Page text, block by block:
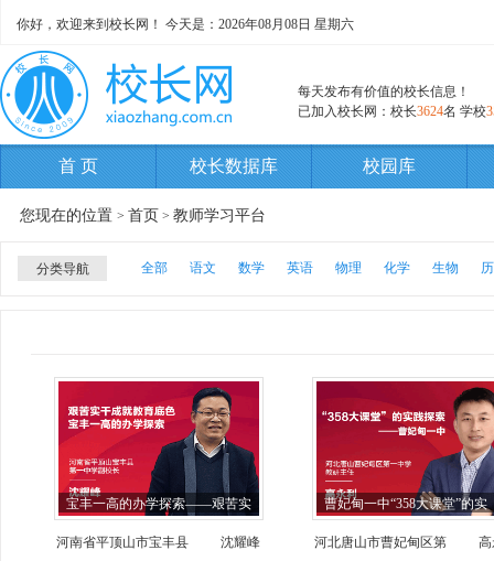
你好，欢迎来到校长网！ 今天是： 2026年08月08日 星期六
每天发布有价值的校长信息！
已加入校长网：校长3624名 学校
首 页 校长数据库 校园库
您现在的位置 > 首页 > 教师学习平台
分类导航 全部 语文 数学 英语 物理 化学 生物
宝丰一高的办学探索——艰苦实
河南省平顶山市宝丰县
沈耀峰
曹妃甸一中“358大课堂”的实
河北唐山市曹妃甸区第
高